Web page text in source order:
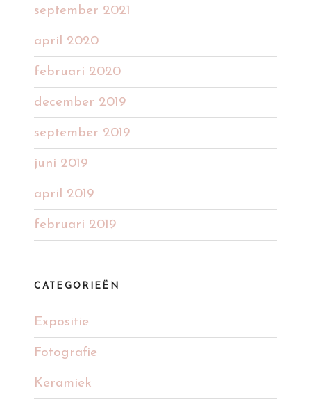
september 2021
april 2020
februari 2020
december 2019
september 2019
juni 2019
april 2019
februari 2019
CATEGORIEËN
Expositie
Fotografie
Keramiek